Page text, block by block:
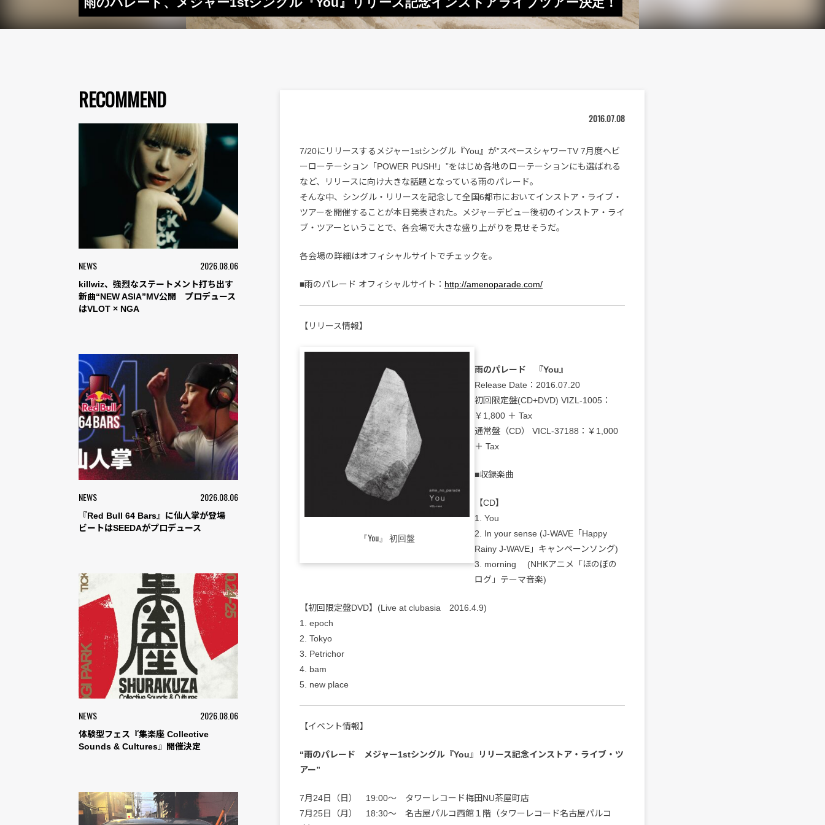
RECOMMEND
NEWS 2026.08.06
killwiz、強烈なステートメント打ち出す
新曲“NEW ASIA”MV公開 プロデュース
はVLOT × NGA
NEWS 2026.08.06
『Red Bull 64 Bars』に仙人掌が登場
ビートはSEEDAがプロデュース
NEWS 2026.08.06
体験型フェス『集楽座 Collective
Sounds & Cultures』開催決定
2016.07.08
7/20にリリースするメジャー1stシングル『You』が”スペースシャワーTV 7月度ヘビ
ーローテーション「POWER PUSH!」”をはじめ各地のローテーションにも選ばれる
など、リリースに向け大きな話題となっている雨のパレード。
そんな中、シングル・リリースを記念して全国6都市においてインストア・ライブ・
ツアーを開催することが本日発表された。メジャーデビュー後初のインストア・ライ
ブ・ツアーということで、各会場で大きな盛り上がりを見せそうだ。
各会場の詳細はオフィシャルサイトでチェックを。
■雨のパレード オフィシャルサイト： http://amenoparade.com/
【リリース情報】
『You』 初回盤
雨のパレード 『You』
Release Date：2016.07.20
初回限定盤(CD+DVD) VIZL-1005：
￥1,800 ＋ Tax
通常盤（CD） VICL-37188：￥1,000
＋ Tax
■収録楽曲
【CD】
1. You
2. In your sense (J-WAVE「Happy
Rainy J-WAVE」キャンペーンソング)
3. morning (NHKアニメ「ほのぼの
ログ」テーマ音楽)
【初回限定盤DVD】(Live at clubasia 2016.4.9)
1. epoch
2. Tokyo
3. Petrichor
4. bam
5. new place
【イベント情報】
“雨のパレード メジャー1stシングル『You』リリース記念インストア・ライブ・ツ
アー”
7月24日（日） 19:00～ タワーレコード梅田NU茶屋町店
7月25日（月） 18:30～ 名古屋パルコ西館１階（タワーレコード名古屋パルコ